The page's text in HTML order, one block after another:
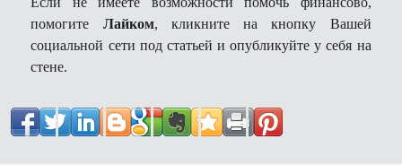
помогите Лайком, кликните на кнопку Вашей
социальной сети под статьей и опубликуйте у себя на
стене.